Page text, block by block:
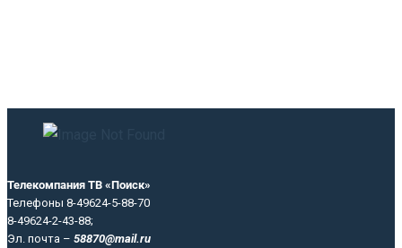
Телекомпания ТВ «Поиск»
Телефоны 8-49624-5-88-70
8-49624-2-43-88;
Эл. почта – 58870@mail.ru